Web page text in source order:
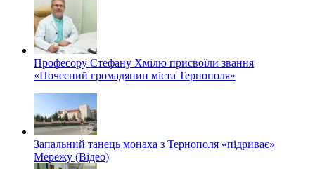
Професору Стефану Хмілю присвоїли звання
«Почесний громадянин міста Тернополя»
Запальний танець монаха з Тернополя «підриває»
Мережу (Відео)